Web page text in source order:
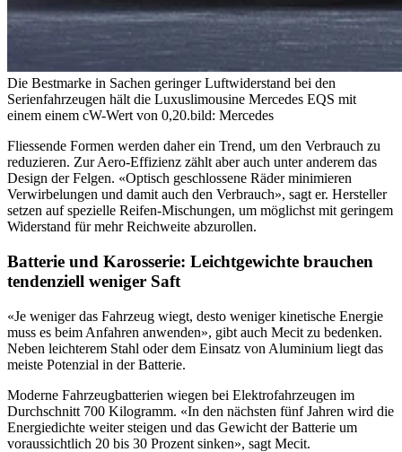
Die Bestmarke in Sachen geringer Luftwiderstand bei den
Serienfahrzeugen hält die Luxuslimousine Mercedes EQS mit
einem einem cW-Wert von 0,20.bild: Mercedes
Fliessende Formen werden daher ein Trend, um den Verbrauch zu
reduzieren. Zur Aero-Effizienz zählt aber auch unter anderem das
Design der Felgen. «Optisch geschlossene Räder minimieren
Verwirbelungen und damit auch den Verbrauch», sagt er. Hersteller
setzen auf spezielle Reifen-Mischungen, um möglichst mit geringem
Widerstand für mehr Reichweite abzurollen.
Batterie und Karosserie: Leichtgewichte brauchen
tendenziell weniger Saft
«Je weniger das Fahrzeug wiegt, desto weniger kinetische Energie
muss es beim Anfahren anwenden», gibt auch Mecit zu bedenken.
Neben leichterem Stahl oder dem Einsatz von Aluminium liegt das
meiste Potenzial in der Batterie.
Moderne Fahrzeugbatterien wiegen bei Elektrofahrzeugen im
Durchschnitt 700 Kilogramm. «In den nächsten fünf Jahren wird die
Energiedichte weiter steigen und das Gewicht der Batterie um
voraussichtlich 20 bis 30 Prozent sinken», sagt Mecit.